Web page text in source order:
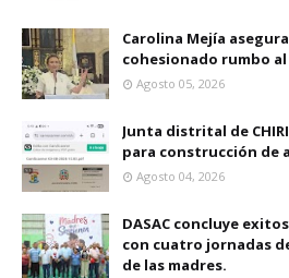
Carolina Mejía
cohesionado rumbo al
Agosto 05, 2026
Junta distrital de
para construcción de
Agosto 04, 2026
DASAC concluye
con cuatro jornadas
de las madres.